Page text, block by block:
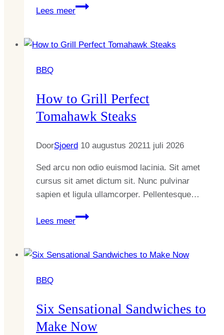
Lees meer
The
for
BBQ
How to Grill Perfect
Tomahawk Steaks
DoorSjoerd 10 augustus 20211 juli 2026
Sed arcu non odio euismod lacinia. Sit amet
cursus sit amet dictum sit. Nunc pulvinar
sapien et ligula ullamcorper. Pellentesque…
Lees meer
How
Perfect
BBQ
Six Sensational Sandwiches to
Make Now